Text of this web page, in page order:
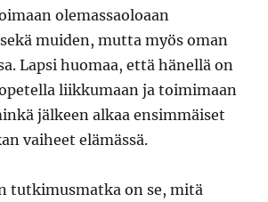
olemassaoloaan
muiden, mutta myös oman
Lapsi huomaa, että hänellä on
liikkumaan ja toimimaan
jälkeen alkaa ensimmäiset
vaiheet elämässä.
tutkimusmatka on se, mitä